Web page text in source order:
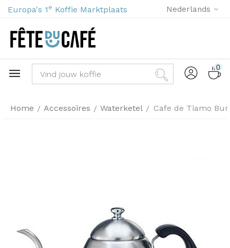
Europa's 1 e Koffie Marktplaats Nederlands
0
Home / Accessoires / Waterketel / Cafe de Tiamo